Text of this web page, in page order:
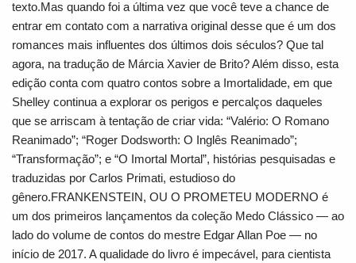
texto.Mas quando foi a última vez que você teve a chance de
entrar em contato com a narrativa original desse que é um dos
romances mais influentes dos últimos dois séculos? Que tal
agora, na tradução de Márcia Xavier de Brito? Além disso, esta
edição conta com quatro contos sobre a Imortalidade, em que
Shelley continua a explorar os perigos e percalços daqueles
que se arriscam à tentação de criar vida: “Valério: O Romano
Reanimado”; “Roger Dodsworth: O Inglês Reanimado”;
“Transformação”; e “O Imortal Mortal”, histórias pesquisadas e
traduzidas por Carlos Primati, estudioso do
gênero.FRANKENSTEIN, OU O PROMETEU MODERNO é
um dos primeiros lançamentos da coleção Medo Clássico ― ao
lado do volume de contos do mestre Edgar Allan Poe ― no
início de 2017. A qualidade do livro é impecável, para cientista